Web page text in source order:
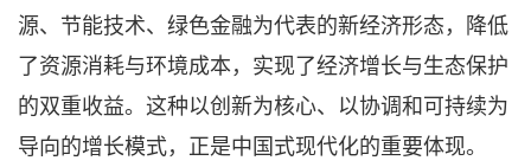
源、节能技术、绿色金融为代表的新经济形态，降低
了资源消耗与环境成本，实现了经济增长与生态保护
的双重收益。这种以创新为核心、以协调和可持续为
导向的增长模式，正是中国式现代化的重要体现。